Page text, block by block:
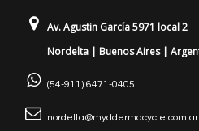
Av. Agustin García 5971 local 2
Nordelta | Buenos Aires |
(54-911) 6471-0405
nordelta@myddermacycle.com.ar